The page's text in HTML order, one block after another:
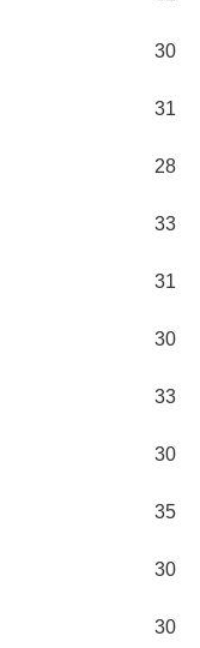
30
31
28
33
31
30
33
30
35
30
30